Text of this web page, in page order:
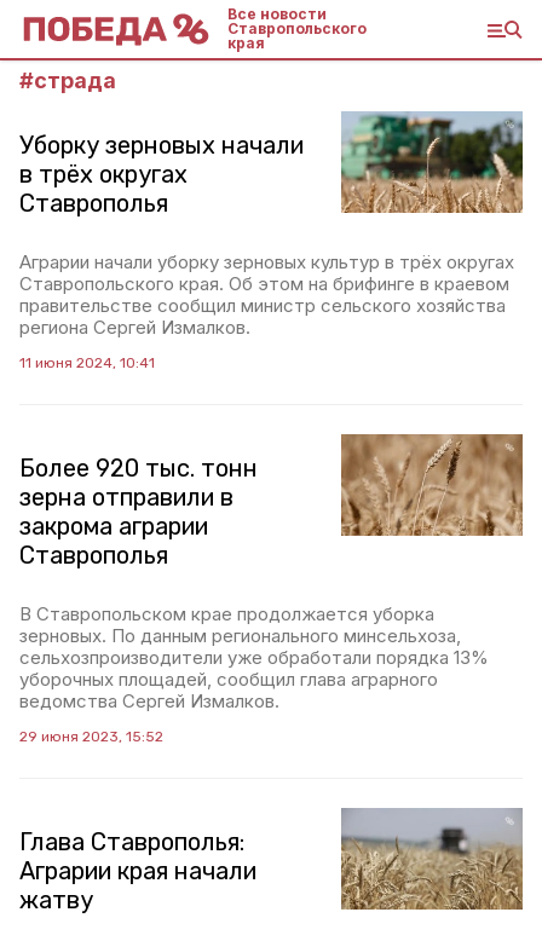
Все новости
Ставропольского
края
#страда
Уборку зерновых начали
в трёх округах
Ставрополья
Аграрии начали уборку зерновых культур в трёх округах
Ставропольского края. Об этом на брифинге в краевом
правительстве сообщил министр сельского хозяйства
региона Сергей Измалков.
11 июня 2024, 10:41
Более 920 тыс. тонн
зерна отправили в
закрома аграрии
Ставрополья
В Ставропольском крае продолжается уборка
зерновых. По данным регионального минсельхоза,
сельхозпроизводители уже обработали порядка 13%
уборочных площадей, сообщил глава аграрного
ведомства Сергей Измалков.
29 июня 2023, 15:52
Глава Ставрополья:
Аграрии края начали
жатву